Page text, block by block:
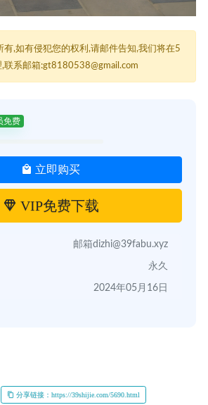
有,如有侵犯您的权利,请邮件告知,我们将在5
联系邮箱:gt8180538@gmail.com
免费
立即购买
VIP免费下载
邮箱dizhi@39fabu.xyz
永久
2024年05月16日
分享链接：https://39shijie.com/5690.html